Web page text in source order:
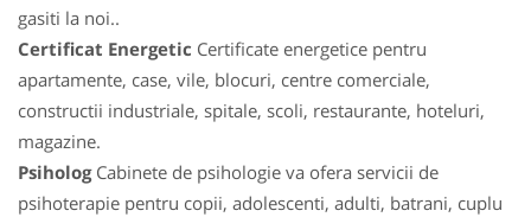
gasiti la noi..
Certificat Energetic Certificate energetice pentru
apartamente, case, vile, blocuri, centre comerciale,
constructii industriale, spitale, scoli, restaurante, hoteluri,
magazine.
PsihologCabinete de psihologie va ofera servicii de
psihoterapie pentru copii, adolescenti, adulti, batrani, cuplu